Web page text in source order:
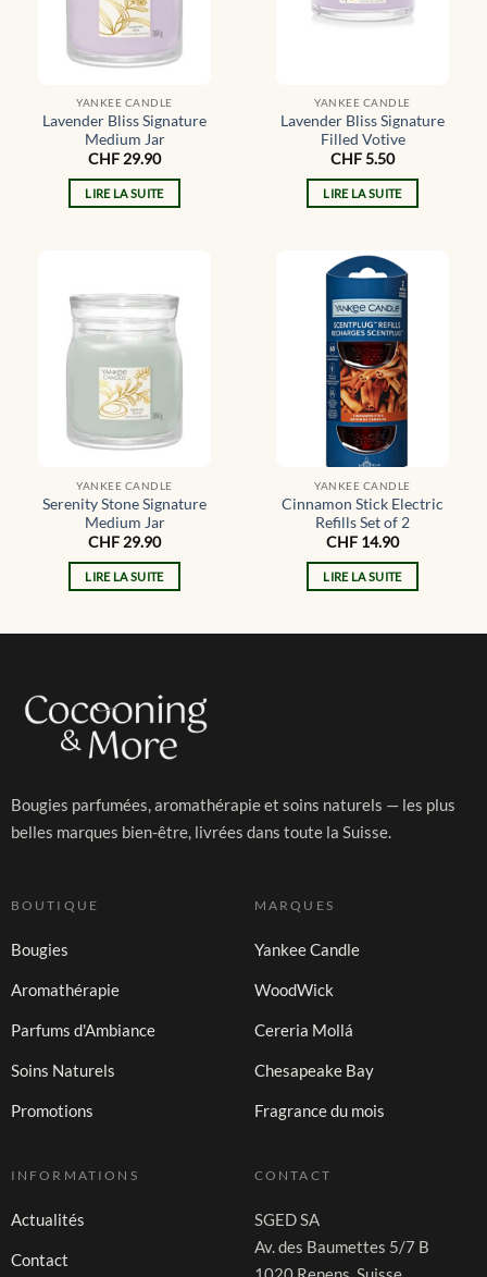
YANKEE CANDLE
Lavender Bliss Signature
Medium Jar
CHF29.90
LIRE LA SUITE
YANKEE CANDLE
Lavender Bliss Signature
Filled Votive
CHF5.50
LIRE LA SUITE
YANKEE CANDLE
Serenity Stone Signature
Medium Jar
CHF 29.90
LIRE LA SUITE
YANKEE CANDLE
Cinnamon Stick Electric
Refills Set of 2
CHF 14.90
LIRE LA SUITE
Bougies parfumées, aromathérapie et soins naturels — les plus
belles marques bien-être, livrées dans toute la Suisse.
BOUTIQUE
Bougies
Aromathérapie
Parfums d'Ambiance
Soins Naturels
Promotions
MARQUES
Yankee Candle
WoodWick
Cereria Mollá
Chesapeake Bay
Fragrance du mois
INFORMATIONS
Actualités
Contact
CONTACT
SGED SA
Av. des Baumettes 5/7 B